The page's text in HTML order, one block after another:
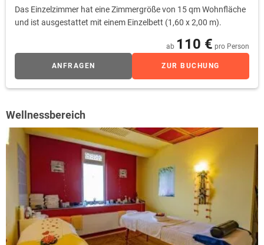
Das Einzelzimmer hat eine Zimmergröße von 15 qm Wohnfläche
und ist ausgestattet mit einem Einzelbett (1,60 x 2,00 m).
ab 110 € pro Person
ANFRAGEN ZUR BUCHUNG
Wellnessbereich